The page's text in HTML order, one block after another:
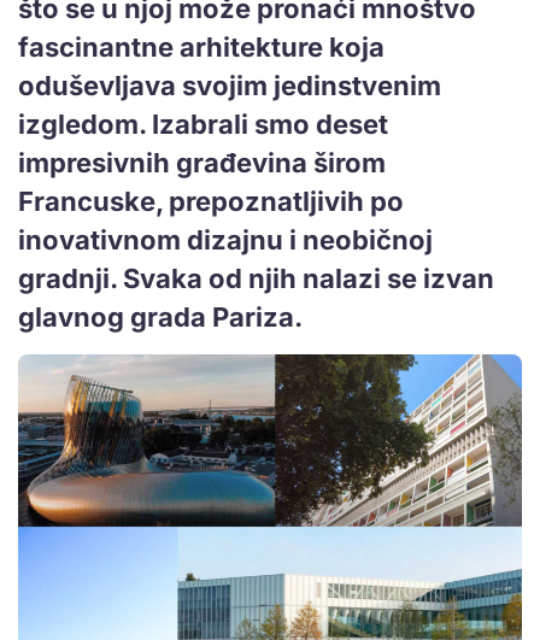
što se u njoj može pronaći mnoštvo
fascinantne arhitekture koja
oduševljava svojim jedinstvenim
izgledom. Izabrali smo deset
impresivnih građevina širom
Francuske, prepoznatljivih po
inovativnom dizajnu i neobičnoj
gradnji. Svaka od njih nalazi se izvan
glavnog grada Pariza.